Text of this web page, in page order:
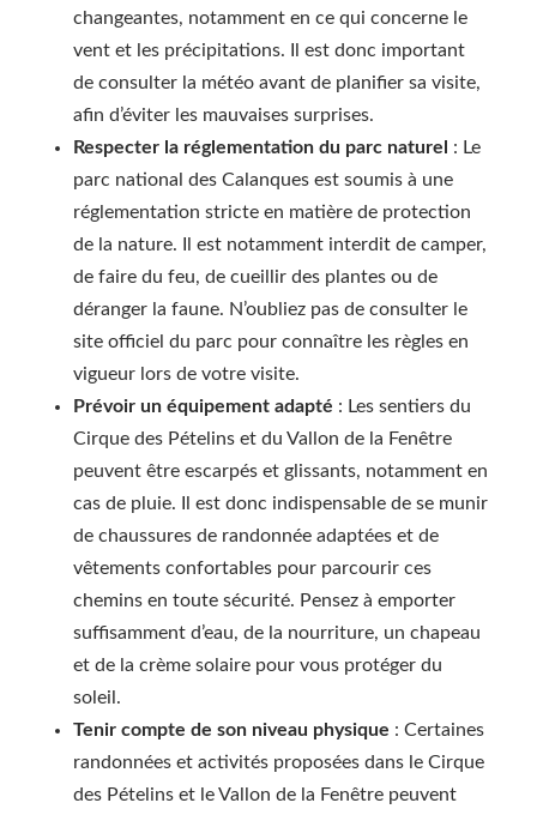
changeantes, notamment en ce qui concerne le
vent et les précipitations. Il est donc important
de consulter la météo avant de planifier sa visite,
afin d’éviter les mauvaises surprises.
Respecter la réglementation du parc naturel
: Le
parc national des Calanques est soumis à une
réglementation stricte en matière de protection
de la nature. Il est notamment interdit de camper,
de faire du feu, de cueillir des plantes ou de
déranger la faune. N’oubliez pas de consulter le
site officiel du parc pour connaître les règles en
vigueur lors de votre visite.
Prévoir un équipement adapté : Les sentiers du
Cirque des Pételins et du Vallon de la Fenêtre
peuvent être escarpés et glissants, notamment en
cas de pluie. Il est donc indispensable de se munir
de chaussures de randonnée adaptées et de
vêtements confortables pour parcourir ces
chemins en toute sécurité. Pensez à emporter
suffisamment d’eau, de la nourriture, un chapeau
et de la crème solaire pour vous protéger du
soleil.
Tenir compte de son niveau physique : Certaines
randonnées et activités proposées dans le Cirque
des Pételins et le Vallon de la Fenêtre peuvent